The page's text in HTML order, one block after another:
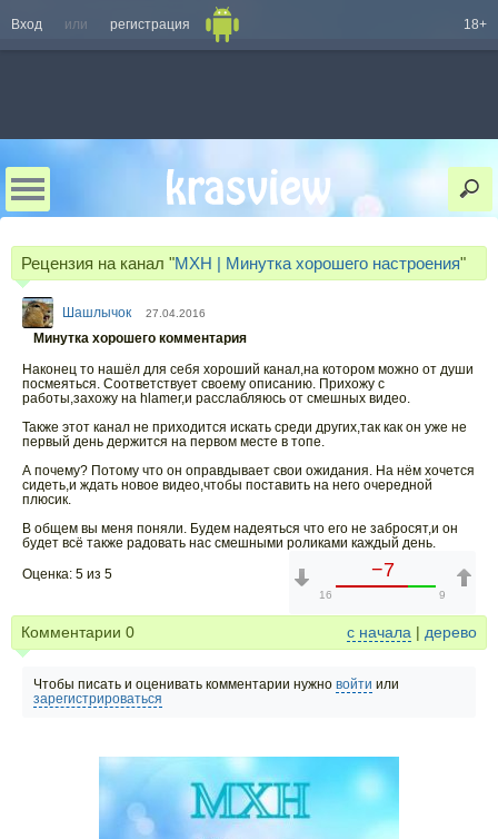
Вход или регистрация 18+
Рецензия на канал "MXH | Минутка хорошего настроения"
Шашлычок 27.04.2016
Минутка хорошего комментария
Наконец то нашёл для себя хороший канал,на котором можно от души
посмеяться. Соответствует своему описанию. Прихожу с
работы,захожу на hlamer,и расслабляюсь от смешных видео.
Также этот канал не приходится искать среди других,так как он уже не
первый день держится на первом месте в топе.
А почему? Потому что он оправдывает свои ожидания. На нём хочется
сидеть,и ждать новое видео,чтобы поставить на него очередной
плюсик.
В общем вы меня поняли. Будем надеяться что его не забросят,и он
будет всё также радовать нас смешными роликами каждый день.
Оценка: 5 из 5
−7
16 9
Комментарии 0 с начала | дерево
Чтобы писать и оценивать комментарии нужно войти или
зарегистрироваться